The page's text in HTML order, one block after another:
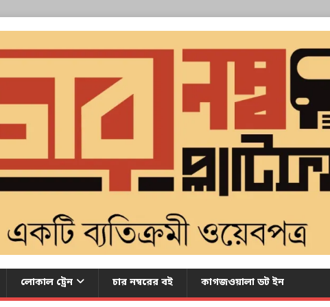
লোকাল ট্রেন চার নম্বরের বই কাগজওয়ালা ডট ইন